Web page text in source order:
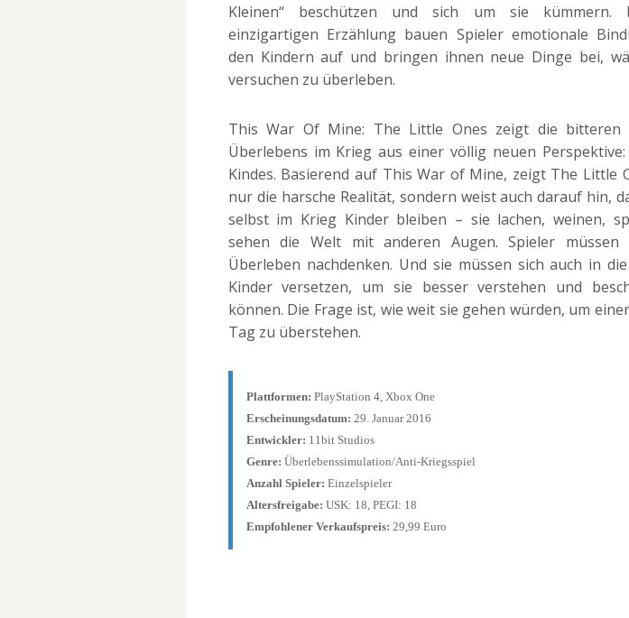
Kleinen“ beschützen und sich um sie kümmern.
einzigartigen Erzählung bauen Spieler emotionale
den Kindern auf und bringen ihnen neue Dinge bei,
versuchen zu überleben.
This War Of Mine: The Little Ones zeigt die bitteren
Überlebens im Krieg aus einer völlig neuen
Kindes. Basierend auf This War of Mine, zeigt The Little
nur die harsche Realität, sondern weist auch darauf hin,
selbst im Krieg Kinder bleiben – sie lachen, weinen,
sehen die Welt mit anderen Augen. Spieler müssen
Überleben nachdenken. Und sie müssen sich auch in
Kinder versetzen, um sie besser verstehen und
können. Die Frage ist, wie weit sie gehen würden, um
Tag zu überstehen.
Plattformen: PlayStation 4, Xbox One
Erscheinungsdatum: 29. Januar 2016
Entwickler: 11bit Studios
Genre: Überlebenssimulation/Anti-Kriegsspiel
Anzahl Spieler: Einzelspieler
Altersfreigabe: USK: 18, PEGI: 18
Empfohlener Verkaufspreis: 29,99 Euro